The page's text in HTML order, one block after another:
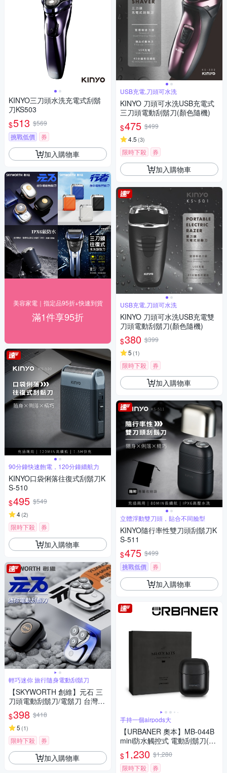
KINYO三刀頭水洗充電式刮鬍
刀KS503
$513 $569
挑戰低價
券
加入購物車
美容家電｜指定品95折+快速到貨
滿1件享95折
90分鐘快速飽電，120分鐘續航力
KINYO口袋俐落往復式刮鬍刀K
S-510
$495 $549
4(2)
限時下殺 券
加入購物車
輕巧迷你 旅行隨身電動刮鬍刀
【SKYWORTH 創維】元石 三
刀頭電動刮鬍刀/電鬍刀 台灣公
司貨(充電式/IPX7防水/全機水
洗/磁吸刀頭)
$398 $418
5 (1)
限時下殺 券
加入購物車
USB充電,刀頭可水洗
KINYO 刀頭可水洗USB充電式
三刀頭電動刮鬍刀(顏色隨機)
$475 $499
4.5 (3)
限時下殺 券
加入購物車
USB充電,刀頭可水洗
KINYO 刀頭可水洗USB充電雙
刀頭電動刮鬍刀(顏色隨機)
$380 $399
5 (1)
限時下殺 券
加入購物車
立體浮動雙刀頭，貼合不同臉型
KINYO隨行率性雙刀頭刮鬍刀K
S-511
$475 $499
挑戰低價
券
加入購物車
手持一個airpods大
【URBANER 奧本】MB-044B
mini防水觸控式 電動刮鬍刀(口
袋電刮鬍刀/電鬍刀/刮鬍刀)
$1,230 $1,280
限時下殺
券